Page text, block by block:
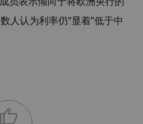
人认为利率仍“显着”低于中